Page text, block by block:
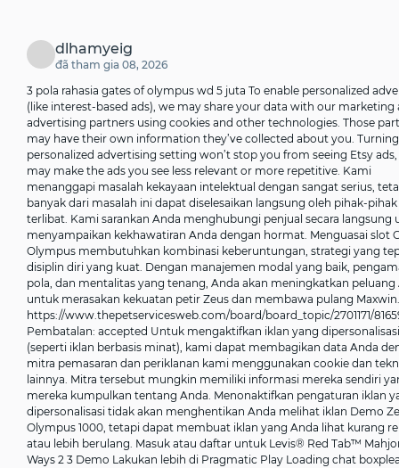
dlhamyeig
đã tham gia 08, 2026
3 pola rahasia gates of olympus wd 5 juta To enable personalized
(like interest-based ads), we may share your data with our marketing
advertising partners using cookies and other technologies. Those
may have their own information they’ve collected about you.
personalized advertising setting won’t stop you from seeing Etsy
may make the ads you see less relevant or more repetitive. Kami
menanggapi masalah kekayaan intelektual dengan sangat serius,
banyak dari masalah ini dapat diselesaikan langsung oleh pihak-
terlibat. Kami sarankan Anda menghubungi penjual secara langsung
menyampaikan kekhawatiran Anda dengan hormat. Menguasai slot
Olympus membutuhkan kombinasi keberuntungan, strategi yang
disiplin diri yang kuat. Dengan manajemen modal yang baik,
pola, dan mentalitas yang tenang, Anda akan meningkatkan peluang
untuk merasakan kekuatan petir Zeus dan membawa pulang Maxwin.
https://www.thepetservicesweb.com/board/board_topic/2701171/
Pembatalan: accepted Untuk mengaktifkan iklan yang dipersonalisasi
(seperti iklan berbasis minat), kami dapat membagikan data Anda
mitra pemasaran dan periklanan kami menggunakan cookie dan
lainnya. Mitra tersebut mungkin memiliki informasi mereka sendiri
mereka kumpulkan tentang Anda. Menonaktifkan pengaturan iklan
dipersonalisasi tidak akan menghentikan Anda melihat iklan Demo
Olympus 1000, tetapi dapat membuat iklan yang Anda lihat kurang
atau lebih berulang. Masuk atau daftar untuk Levis® Red Tab™
Ways 2 3 Demo Lakukan lebih di Pragmatic Play Loading chat